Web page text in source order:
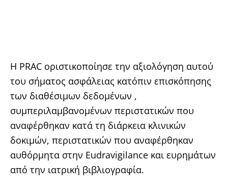
Η PRAC οριστικοποίησε την αξιολόγηση αυτού
του σήματος ασφάλειας κατόπιν επισκόπησης
των διαθέσιμων δεδομένων ,
συμπεριλαμβανομένων περιστατικών που
αναφέρθηκαν κατά τη διάρκεια κλινικών
δοκιμών, περιστατικών που αναφέρθηκαν
αυθόρμητα στην Eudravigilance και ευρημάτων
από την ιατρική βιβλιογραφία.